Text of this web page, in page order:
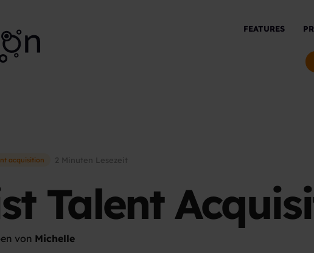
FEATURES
acquisition 2 Minuten Lesezeit
Talent
von Michelle